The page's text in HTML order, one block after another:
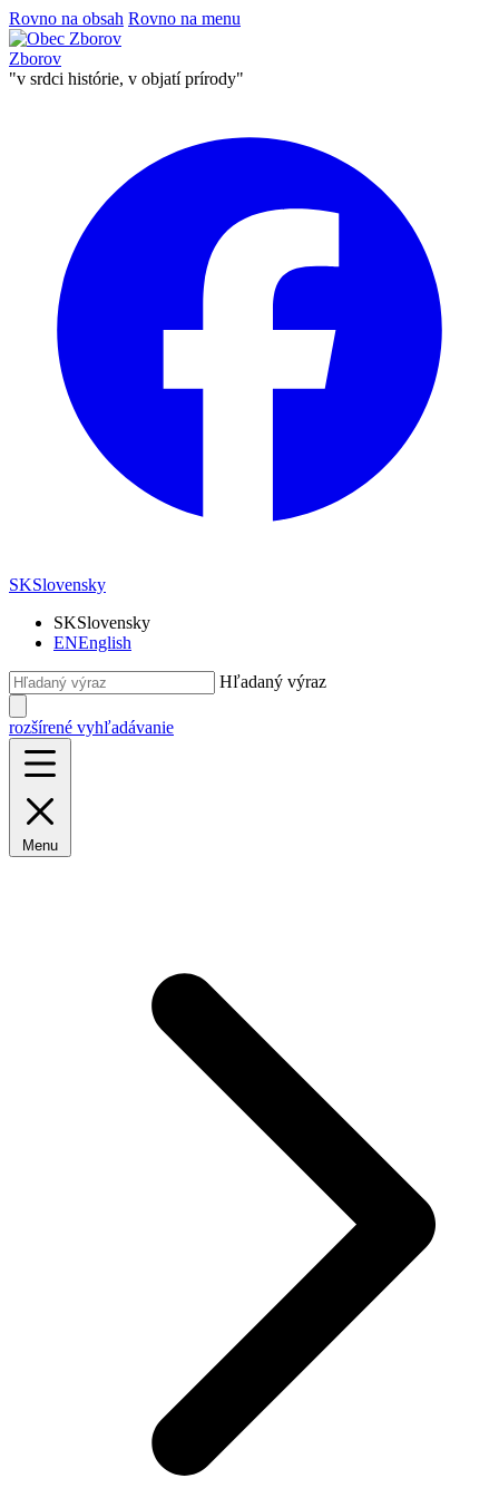
Rovno na obsah Rovno na menu
Zborov
"v srdci histórie, v objatí prírody"
SKSlovensky
SKSlovensky
ENEnglish
Hľadaný výraz
rozšírené vyhľadávanie
Menu